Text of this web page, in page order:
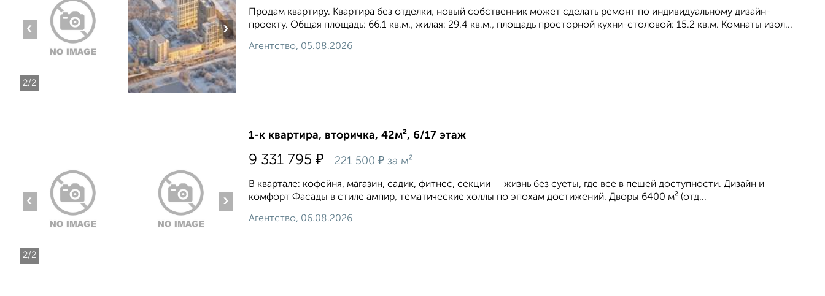
2/2
‹ ›
Продам квартиру. Квартира без отделки, новый собственник может сделать ремонт по индивидуальному дизайн-
проекту. Общая площадь: 66.1 кв.м., жилая: 29.4 кв.м., площадь просторной кухни-столовой: 15.2 кв.м. Комнаты изол...
Агентство, 05.08.2026
2/2
‹ ›
1-к квартира, вторичка, 42м², 6/17 этаж
9 331 795 ₽ 221 500 ₽ за м²
В квартале: кофейня, магазин, садик, фитнес, секции — жизнь без суеты, где все в пешей доступности. Дизайн и
комфорт Фасады в стиле ампир, тематические холлы по эпохам достижений. Дворы 6400 м² (отд...
Агентство, 06.08.2026